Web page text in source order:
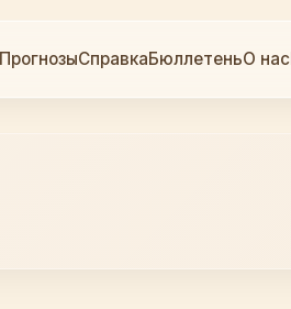
ПрогнозыСправкаБюллетеньО нас